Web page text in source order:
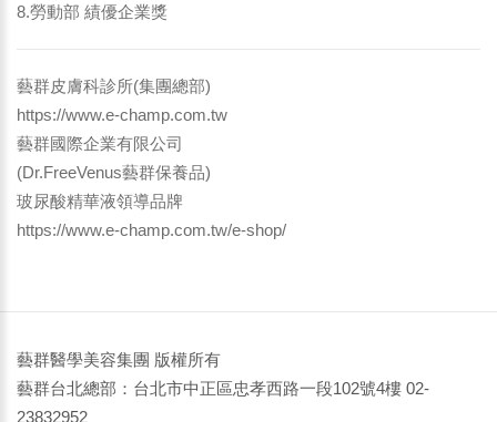
8.勞動部 績優企業獎
藝群皮膚科診所(集團總部)
https://www.e-champ.com.tw
藝群國際企業有限公司
(Dr.FreeVenus藝群保養品)
玻尿酸精華液領導品牌
https://www.e-champ.com.tw/e-shop/
藝群醫學美容集團 版權所有
藝群台北總部：台北市中正區忠孝西路一段102號4樓 02-
23832952